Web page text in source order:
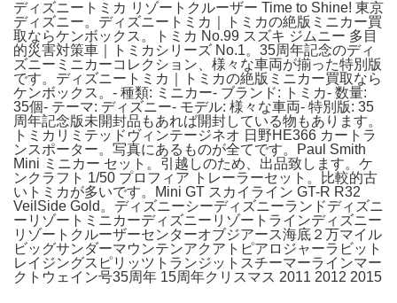
ディズニートミカ リゾートクルーザー Time to Shine! 東京
ディズニー。ディズニートミカ｜トミカの絶版ミニカー買
取ならケンボックス。トミカ No.99 スズキ ジムニー 多目
的災害対策車｜トミカシリーズ No.1。35周年記念のディ
ズニーミニカーコレクション、様々な車両が揃った特別版
です。ディズニートミカ｜トミカの絶版ミニカー買取なら
ケンボックス。- 種類: ミニカー- ブランド: トミカ- 数量:
35個- テーマ: ディズニー- モデル: 様々な車両- 特別版: 35
周年記念版未開封品もあれば開封している物もあります。
トミカリミテッドヴィンテージネオ 日野HE366 カートラ
ンスポーター。写真にあるものが全てです。Paul Smith
Mini ミニカー セット。引越しのため、出品致します。ケ
ンクラフト 1/50 プロフィア トレーラーセット。比較的古
いトミカが多いです。Mini GT スカイライン GT-R R32
VeilSide Gold。ディズニーシーディズニーランドディズニ
ーリゾートミニカーディズニーリゾートラインディズニー
リゾートクルーザーセンターオブジアース海底２万マイル
ビッグサンダーマウンテンアクアトピアロジャーラビット
レイジングスピリッツトランジットスチーマーラインマー
クトウェイン号35周年 15周年クリスマス 2011 2012 2015